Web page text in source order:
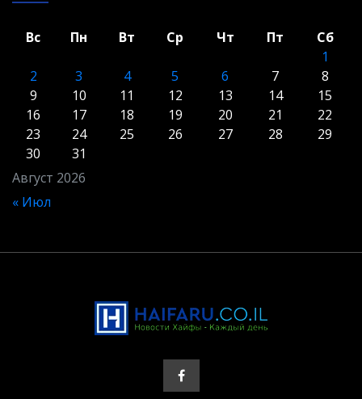
Август 2026
Вс Пн Вт Ср Чт Пт
Сб
1
2
3 4 5 6 7
8
9
10 11 12 13 14
15
16
17 18 19 20 21
22
23
24 25 26 27 28
29
30
31
« Июл